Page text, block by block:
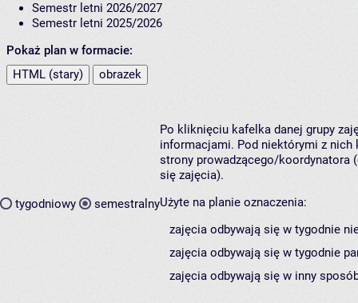
Semestr letni 2026/2027
Semestr letni 2025/2026
Pokaż plan w formacie:
HTML (stary)
obrazek
tygodniowy semestralny
Po kliknięciu kafelka danej grupy
informacjami. Pod niektórymi z nich
strony prowadzącego/koordynatora
się zajęcia).
Użyte na planie oznaczenia:
zajęcia odbywają się w tygodnie
zajęcia odbywają się w tygodnie
zajęcia odbywają się w inny